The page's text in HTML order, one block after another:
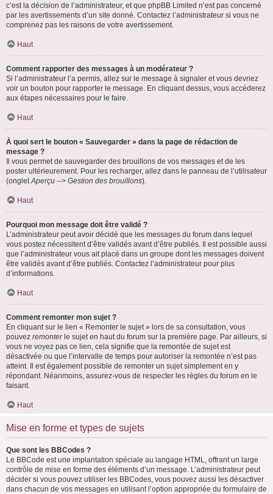
c’est la décision de l’administrateur, et que phpBB Limited n’est pas concerné
par les avertissements d’un site donné. Contactez l’administrateur si vous ne
comprenez pas les raisons de votre avertissement.
Haut
Comment rapporter des messages à un modérateur ?
Si l’administrateur l’a permis, allez sur le message à signaler et vous devriez
voir un bouton pour rapporter le message. En cliquant dessus, vous accéderez
aux étapes nécessaires pour le faire.
Haut
À quoi sert le bouton « Sauvegarder » dans la page de rédaction de
message ?
Il vous permet de sauvegarder des brouillons de vos messages et de les
poster ultérieurement. Pour les recharger, allez dans le panneau de l’utilisateur
(ongletAperçu --> Gestion des brouillons).
Haut
Pourquoi mon message doit être validé ?
L’administrateur peut avoir décidé que les messages du forum dans lequel
vous postez nécessitent d’être validés avant d’être publiés. Il est possible aussi
que l’administrateur vous ait placé dans un groupe dont les messages doivent
être validés avant d’être publiés. Contactez l’administrateur pour plus
d’informations.
Haut
Comment remonter mon sujet ?
En cliquant sur le lien « Remonter le sujet » lors de sa consultation, vous
pouvez remonterle sujet en haut du forum sur la première page. Par ailleurs, si
vous ne voyez pas ce lien, cela signifie que la remontée de sujet est
désactivée ou que l’intervalle de temps pour autoriser la remontée n’est pas
atteint. Il est également possible de remonter un sujet simplement en y
répondant. Néanmoins, assurez-vous de respecter les règles du forum en le
faisant.
Haut
Mise en forme et types de sujets
Que sont les BBCodes ?
Le BBCode est une implantation spéciale au langage HTML, offrant un large
contrôle de mise en forme des éléments d’un message. L’administrateur peut
décider si vous pouvez utiliser les BBCodes, vous pouvez aussi les désactiver
dans chacun de vos messages en utilisant l’option appropriée du formulaire de